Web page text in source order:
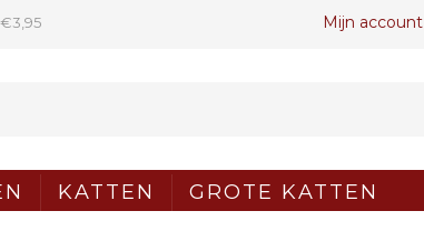
€3,95 Mijn account
KATTEN GROTE KATTEN